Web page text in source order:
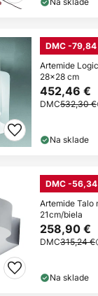
DMC -
Artemide
28x28 cm
452,46 €
DMC532,30 €
Na sklade
DMC -
Artemide Talo
21cm/biela
258,90 €
DMC315,24 €
Na sklade